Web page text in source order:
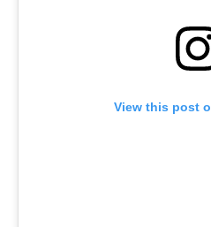
View this post